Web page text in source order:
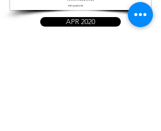
ราคา 66,000 บาท
APR 2020